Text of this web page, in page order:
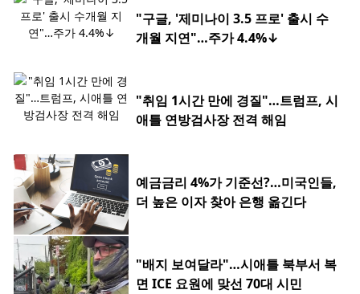
"구글, '제미나이 3.5 프로' 출시 수
개월 지연"…주가 4.4%↓
"취임 1시간 만에 경질"…트럼프, 시
애틀 연방검사장 전격 해임
예금금리 4%가 기준선?…미국인들,
더 높은 이자 찾아 은행 옮긴다
"배지 보여달라"…시애틀 북부서 복
면 ICE 요원에 맞선 70대 시민